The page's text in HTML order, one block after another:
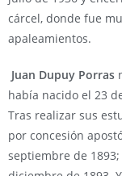
cárcel, donde fue
apaleamientos.
Juan Dupuy Porras
había nacido el 23
Tras realizar sus
por concesión
septiembre de